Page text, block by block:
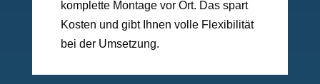
komplette Montage vor Ort. Das spart
Kosten und gibt Ihnen volle Flexibilität
bei der Umsetzung.